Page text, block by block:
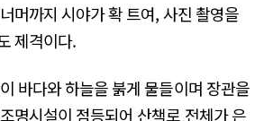
머까지 시야가 확 트여, 사진 촬영을
제격이다.
바다와 하늘을 붉게 물들이며 장관을
명시설이 점등되어 산책로 전체가 은